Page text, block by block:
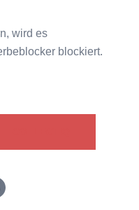
wird es
blockiert.